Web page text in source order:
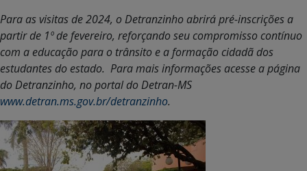
Para as visitas de 2024, o Detranzinho abrirá pré-inscrições a
partir de 1º de fevereiro, reforçando seu compromisso contínuo
com a educação para o trânsito e a formação cidadã dos
estudantes do estado. Para mais informações acesse a página
do Detranzinho, no portal do Detran-MS
www.detran.ms.gov.br/detranzinho.